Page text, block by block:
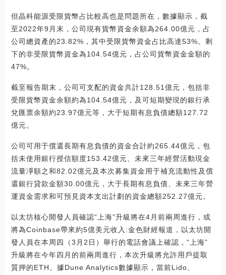
但晶科能源受限貨幣占比較高也是問題所在，數據顯示，截
至2022年9月末，公司現有貨幣資金余額為264.00億元，占
公司總資產的23.82%，其中受限貨幣資金占比高達53%。剩
下的非受限貨幣資金為104.54億元，占公司貨幣資金金額的
47%。
截至報告期末，公司可支配的資金共計128.51億元，包括非
受限貨幣資金余額約為104.54億元，及可短期變現的銀行承
兌匯票余額約23.97億元等，大于短期有息負債總額127.72
億元。
公司可用于償還長期有息負債的資金合計約265.44億元，包
括未使用銀行授信額度153.42億元、未來三年經營活動現金
流量凈額之和82.02億元及本次募集資金用于補充流動性及償
還銀行貸款金額30.00億元，大于長期有息負債、未來三年營
運資金需求和可預見資本支出計劃的資金總額252.27億元。
以太坊核心開發人員確認“上海”升級將在4月前兩周進行，或
將為Coinbase帶來約5億美元收入:金色財經報道，以太坊開
發人員在本周四（3月2日）舉行的電話會議上確認，“上海”
升級將在今年四月的前兩周進行，本次升級將允許用戶提取
質押的ETH。據Dune Analytics數據顯示，當前Lido、